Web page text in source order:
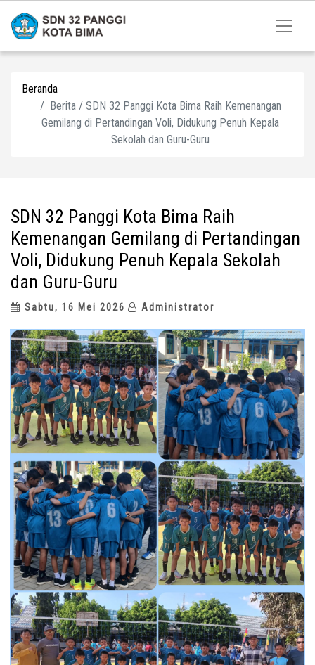
Beranda
Berita / SDN 32 Panggi Kota Bima Raih Kemenangan
Gemilang di Pertandingan Voli, Didukung Penuh Kepala
Sekolah dan Guru-Guru
SDN 32 Panggi Kota Bima Raih
Kemenangan Gemilang di Pertandingan
Voli, Didukung Penuh Kepala Sekolah
dan Guru-Guru
Sabtu, 16 Mei 2026 Administrator